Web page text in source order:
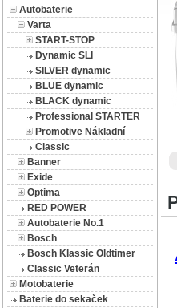
Autobaterie
Varta
START-STOP
Dynamic SLI
SILVER dynamic
BLUE dynamic
BLACK dynamic
Professional STARTER
Promotive Nákladní
Classic
Banner
Exide
Optima
RED POWER
Autobaterie No.1
Bosch
Bosch Klassic Oldtimer
Classic Veterán
Motobaterie
Baterie do sekaček